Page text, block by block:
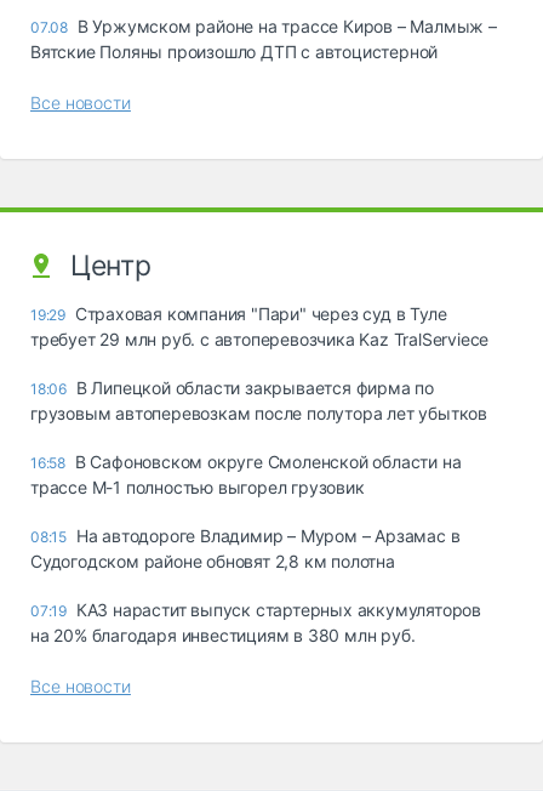
07.08 В Уржумском районе на трассе Киров – Малмыж –
Вятские Поляны произошло ДТП с автоцистерной
Все новости
Центр
19:29 Страховая компания "Пари" через суд в Туле
требует 29 млн руб. с автоперевозчика Kaz TralServiece
18:06 В Липецкой области закрывается фирма по
грузовым автоперевозкам после полутора лет убытков
16:58 В Сафоновском округе Смоленской области на
трассе М-1 полностью выгорел грузовик
08:15 На автодороге Владимир – Муром – Арзамас в
Судогодском районе обновят 2,8 км полотна
07:19 КАЗ нарастит выпуск стартерных аккумуляторов
на 20% благодаря инвестициям в 380 млн руб.
Все новости